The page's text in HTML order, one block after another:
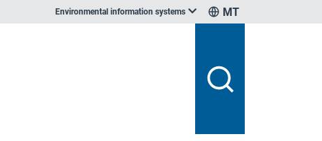
Environmental information systems MT